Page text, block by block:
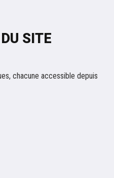
SITE
chacune accessible depuis